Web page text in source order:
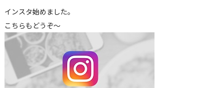
インスタ始めました。
こちらもどうぞ～